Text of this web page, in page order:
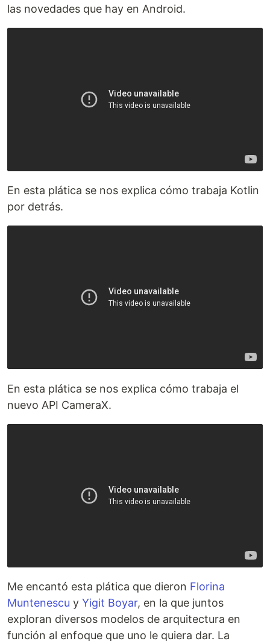
las novedades que hay en Android.
En esta plática se nos explica cómo trabaja Kotlin
por detrás.
En esta plática se nos explica cómo trabaja el
nuevo API CameraX.
Me encantó esta plática que dieron Florina
Muntenescu y Yigit Boyar, en la que juntos
exploran diversos modelos de arquitectura en
función al enfoque que uno le quiera dar. La